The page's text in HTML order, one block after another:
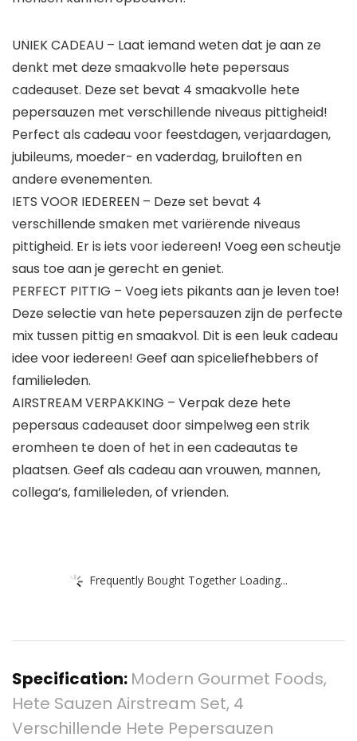
UNIEK CADEAU – Laat iemand weten dat je aan ze
denkt met deze smaakvolle hete pepersaus
cadeauset. Deze set bevat 4 smaakvolle hete
pepersauzen met verschillende niveaus pittigheid!
Perfect als cadeau voor feestdagen, verjaardagen,
jubileums, moeder- en vaderdag, bruiloften en
andere evenementen.
IETS VOOR IEDEREEN – Deze set bevat 4
verschillende smaken met variërende niveaus
pittigheid. Er is iets voor iedereen! Voeg een scheutje
saus toe aan je gerecht en geniet.
PERFECT PITTIG – Voeg iets pikants aan je leven toe!
Deze selectie van hete pepersauzen zijn de perfecte
mix tussen pittig en smaakvol. Dit is een leuk cadeau
idee voor iedereen! Geef aan spiceliefhebbers of
familieleden.
AIRSTREAM VERPAKKING – Verpak deze hete
pepersaus cadeauset door simpelweg een strik
eromheen te doen of het in een cadeautas te
plaatsen. Geef als cadeau aan vrouwen, mannen,
collega’s, familieleden, of vrienden.
Frequently Bought Together Loading...
Specification: Modern Gourmet Foods,
Hete Sauzen Airstream Set, 4
Verschillende Hete Pepersauzen